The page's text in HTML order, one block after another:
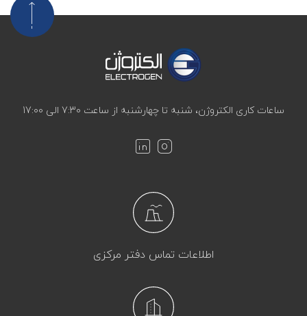
ساعات کاری الکتروژن، شنبه تا چهارشنبه از ساعت 7:30 الی 17:00
اطلاعات تماس دفتر مرکزی